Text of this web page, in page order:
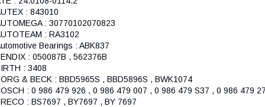
: 843010
: 30770102070823
: RA3102
Bearings : ABK837
: 050087B , 562376B
: 3408
& BECK : BBD5965S , BBD5896S , BWK1074
: 0 986 479 926 , 0 986 479 007 , 0 986 479 S37 , 0 986 479
: BS7697 , BY7697 , BY 7697